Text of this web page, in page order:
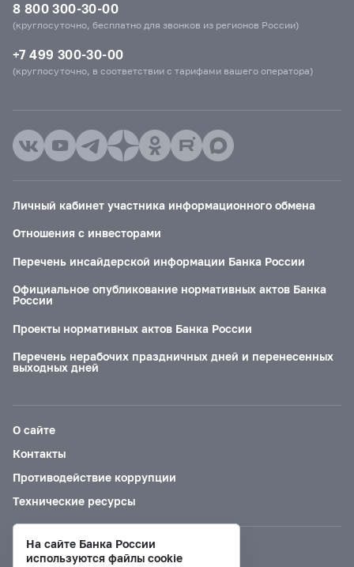
8 800 300-30-00
(круглосуточно, бесплатно для звонков из регионов России)
+7 499 300-30-00
(круглосуточно, в соответствии с тарифами вашего оператора)
Личный кабинет участника информационного обмена
Отношения с инвесторами
Перечень инсайдерской информации Банка России
Официальное опубликование нормативных актов Банка
России
Проекты нормативных актов Банка России
Перечень нерабочих праздничных дней и перенесенных
выходных дней
О сайте
Контакты
Противодействие коррупции
Технические ресурсы
Версия для слабовидящих
На сайте Банка России
используются файлы cookie